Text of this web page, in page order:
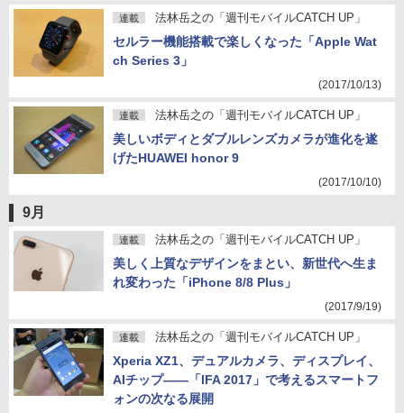
連載 法林岳之の「週刊モバイルCATCH UP」
セルラー機能搭載で楽しくなった「Apple Wat
ch Series 3」
(2017/10/13)
連載 法林岳之の「週刊モバイルCATCH UP」
美しいボディとダブルレンズカメラが進化を遂
げたHUAWEI honor 9
(2017/10/10)
9月
連載 法林岳之の「週刊モバイルCATCH UP」
美しく上質なデザインをまとい、新世代へ生ま
れ変わった「iPhone 8/8 Plus」
(2017/9/19)
連載 法林岳之の「週刊モバイルCATCH UP」
Xperia XZ1、デュアルカメラ、ディスプレイ、
AIチップ――「IFA 2017」で考えるスマートフ
ォンの次なる展開